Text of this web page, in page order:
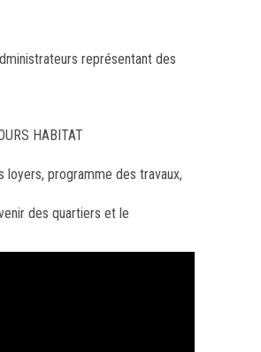
représentant des
HABITAT
programme des travaux,
des quartiers et le